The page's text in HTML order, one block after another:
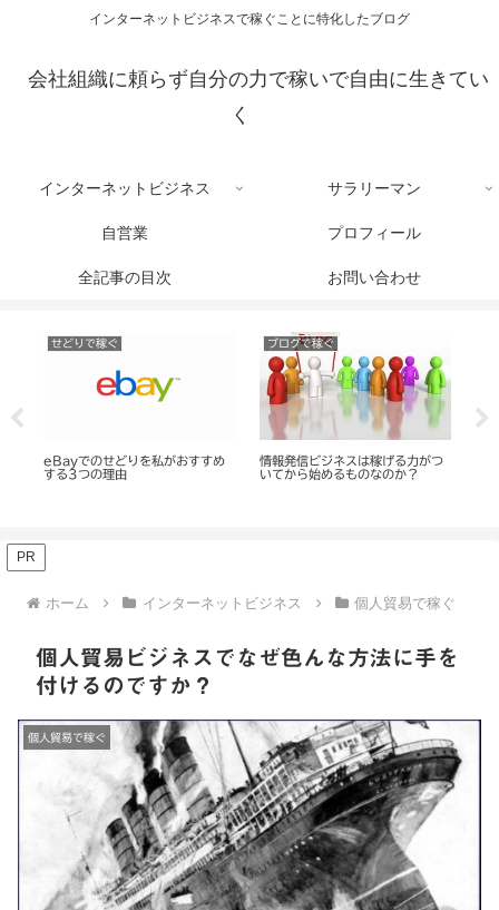
インターネットビジネスで稼ぐことに特化したブログ
会社組織に頼らず自分の力で稼いで自由に生きてい
く
インターネットビジネス サラリーマン
自営業 プロフィール
全記事の目次 お問い合わせ
せどりで稼ぐ
eBayでのせどりを私がおすすめ
する3つの理由
ブログで稼ぐ
情報発信ビジネスは稼げる力がつ
いてから始めるものなのか？
PR
ホーム インターネットビジネス 個人貿易で稼ぐ
個人貿易ビジネスでなぜ色んな方法に手を
付けるのですか？
個人貿易で稼ぐ